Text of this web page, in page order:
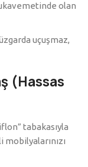
olan
uçuşmaz,
(Hassas
tabakasıyla
mobilyalarınızı